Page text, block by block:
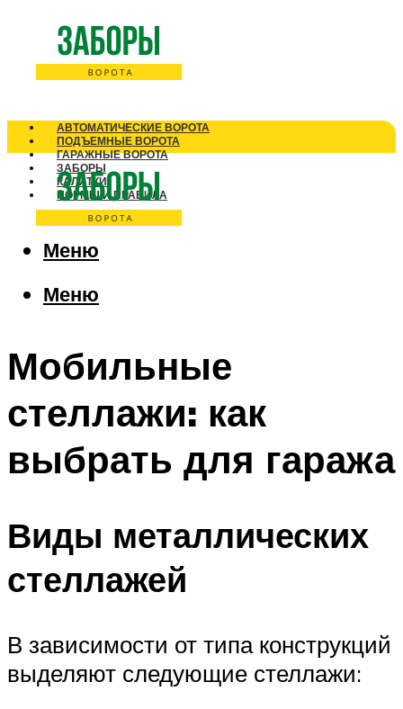
АВТОМАТИЧЕСКИЕ ВОРОТА
ПОДЪЕМНЫЕ ВОРОТА
ГАРАЖНЫЕ ВОРОТА
ЗАБОРЫ
КАЛИТКИ
НОРМЫ И ПРАВИЛА
Меню
Меню
Мобильные
стеллажи: как
выбрать для гаража
Виды металлических
стеллажей
В зависимости от типа конструкций
выделяют следующие стеллажи: